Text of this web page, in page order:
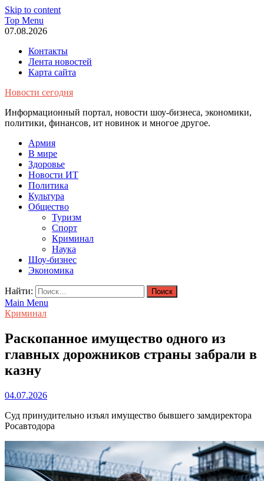
Skip to content
Top Menu
07.08.2026
Контакты
Лента новостей
Карта сайта
Новости сегодня
Информационный портал, новости шоу-бизнеса, экономики,
политики, финансов, ит новинок и многое другое.
Армия
В мире
Здоровье
Новости ИТ
Политика
Культура
Общество
Туризм
Спорт
Криминал
Наука
Шоу-бизнес
Экономика
Найти:
Main Menu
Криминал
Раскопанное имущество одного из
главных дорожников страны забрали в
казну
04.07.2026
Суд принудительно изъял имущество бывшего замдиректора
Росавтодора